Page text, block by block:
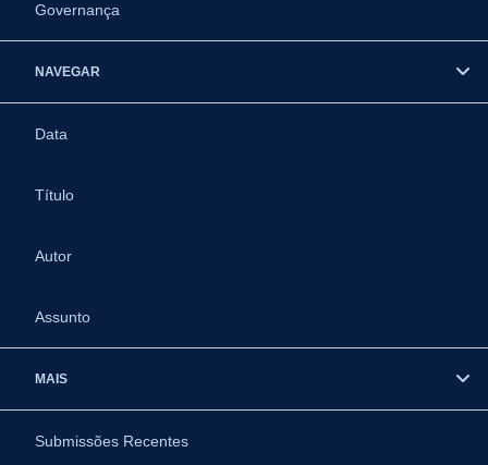
Governança
NAVEGAR
Data
Título
Autor
Assunto
MAIS
Submissões Recentes